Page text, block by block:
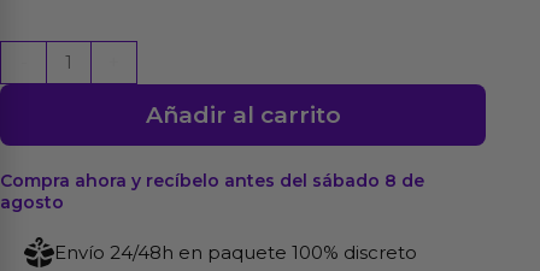
Anti
Testículos
cantidad
Añadir al carrito
Compra ahora y recíbelo antes del sábado 8 de
agosto
Envío 24/48h en paquete 100% discreto